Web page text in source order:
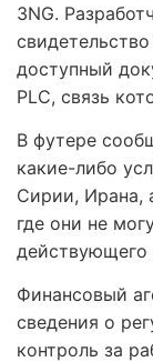
3NG.
доступный
PLC, связь
В футере
какие-либо
Сирии, Ирана,
где они не
действующего
Финансовый
сведения о
контроль за